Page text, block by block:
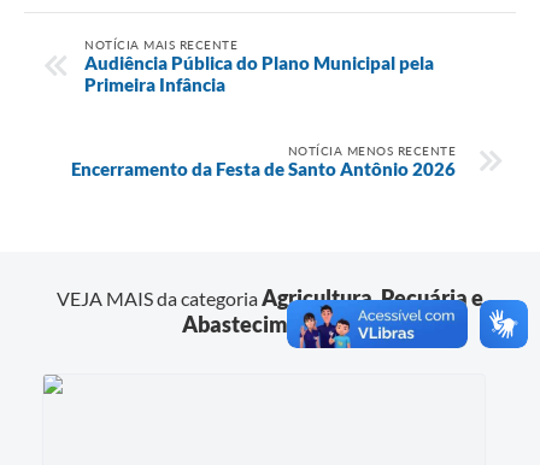
NOTÍCIA MAIS RECENTE
Audiência Pública do Plano Municipal pela
Primeira Infância
NOTÍCIA MENOS RECENTE
Encerramento da Festa de Santo Antônio 2026
VEJA MAIS da categoriaAgricultura, Pecuária e
Abastecimento